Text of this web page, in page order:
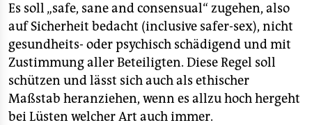
Es soll „safe, sane and consensual“ zugehen, also
auf Sicherheit bedacht (inclusive safer-sex), nicht
gesundheits- oder psychisch schädigend und mit
Zustimmung aller Beteiligten. Diese Regel soll
schützen und lässt sich auch als ethischer
Maßstab heranziehen, wenn es allzu hoch hergeht
bei Lüsten welcher Art auch immer.